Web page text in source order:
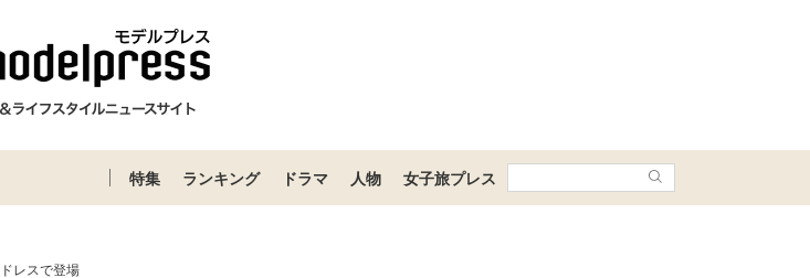
特集 ランキング ドラマ 人物 女子旅プレス
レスで登場